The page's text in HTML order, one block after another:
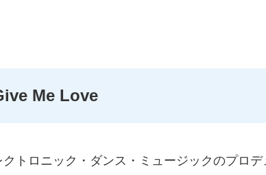
Me Love
トロニック・ダンス・ミュージックのプロデ